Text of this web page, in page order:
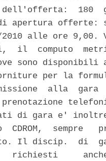
dell'offerta:  180
apertura offerte:
2010 alle ore
il  computo
sono disponibili
per la
alla
di gara e'
sempre
Il discip.  di
richiesti